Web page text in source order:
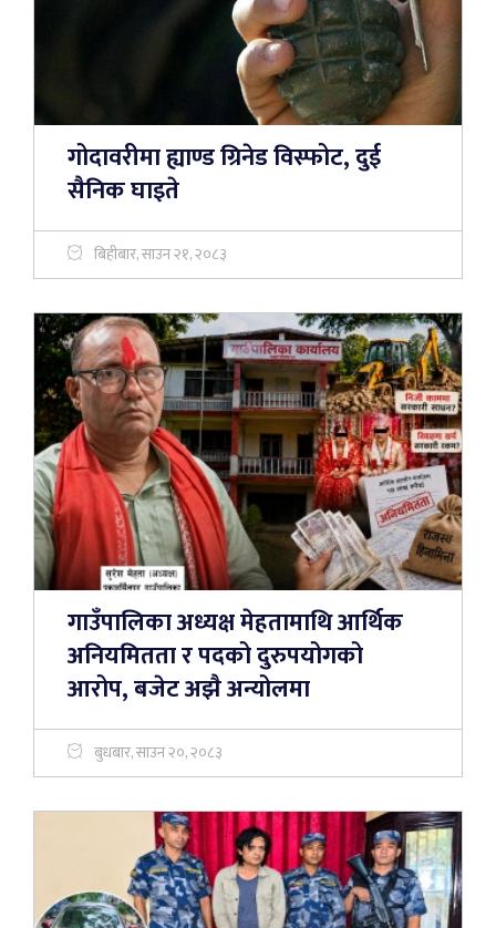
गोदावरीमा ह्याण्ड ग्रिनेड विस्फोट, दुई
सैनिक घाइते
बिहीबार, साउन २१, २०८३
गाउँपालिका अध्यक्ष मेहतामाथि आर्थिक
अनियमितता र पदको दुरुपयोगको
आरोप, बजेट अझै अन्योलमा
बुधबार, साउन २०, २०८३